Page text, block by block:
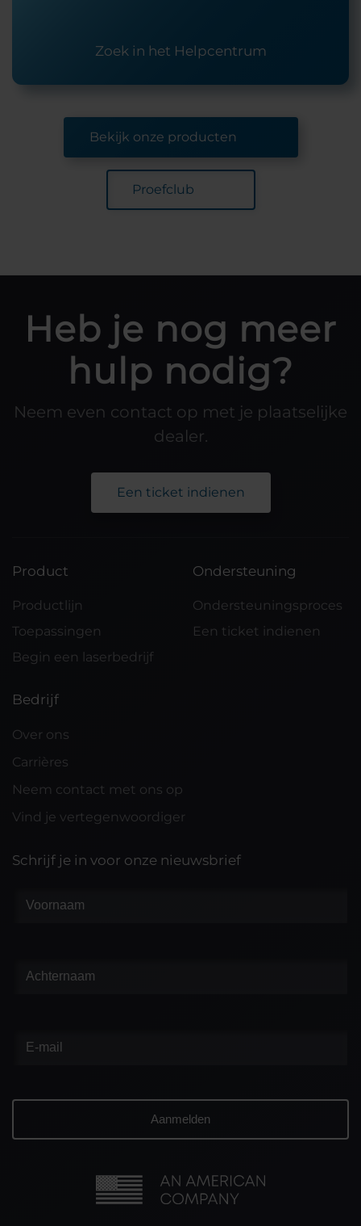
Zoek in het Helpcentrum
Bekijk onze producten
Proefclub
Heb je nog meer
hulp nodig?
Neem even contact op met je plaatselijke
dealer.
Een ticket indienen
Product
Productlijn
Toepassingen
Begin een laserbedrijf
Ondersteuning
Ondersteuningsproces
Een ticket indienen
Bedrijf
Over ons
Carrières
Neem contact met ons op
Vind je vertegenwoordiger
Schrijf je in voor onze nieuwsbrief